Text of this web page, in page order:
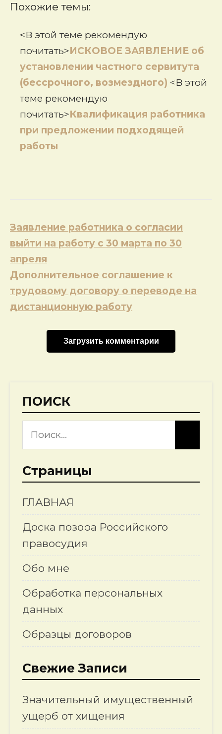
Похожие темы:
<В этой теме рекомендую
почитать>ИСКОВОЕ ЗАЯВЛЕНИЕ об
установлении частного сервитута
(бессрочного, возмездного) <В этой
теме рекомендую
почитать>Квалификация работника
при предложении подходящей
работы
Навигация
по
записям
Заявление работника о согласии
выйти на работу с 30 марта по 30
апреля
Дополнительное соглашение к
трудовому договору о переводе на
дистанционную работу
Загрузить комментарии
ПОИСК
Страницы
ГЛАВНАЯ
Доска позора Российского
правосудия
Обо мне
Обработка персональных
данных
Образцы договоров
Свежие Записи
Значительный имущественный
ущерб от хищения